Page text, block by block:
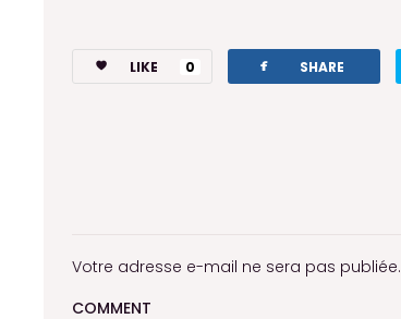
LIKE 0 facebook SHARE
Votre adresse e-mail ne sera pas publiée.
COMMENT